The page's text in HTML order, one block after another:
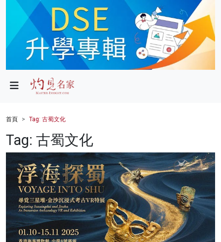
政局
財經
健康
商業
科技
影片
名家榜
首頁 Tag: 古蜀文化
Tag: 古蜀文化